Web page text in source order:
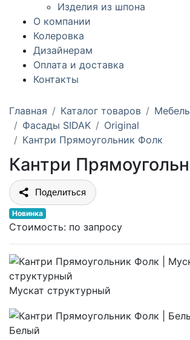
Изделия из шпона
О компании
Колеровка
Дизайнерам
Оплата и доставка
Контакты
Главная Каталог товаров
Фасады SIDAK
Original
Кантри Прямоугольник Фолк
Кантри
Поделиться
Новинка
Стоимость: по запросу
Мускат структурный
Белый